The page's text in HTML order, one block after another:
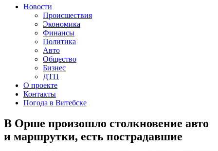
Новости
Происшествия
Экономика
Финансы
Политика
Авто
Общество
Бизнес
ДТП
О проекте
Контакты
Погода в Витебске
В Орше произошло столкновение авто
и маршрутки, есть пострадавшие